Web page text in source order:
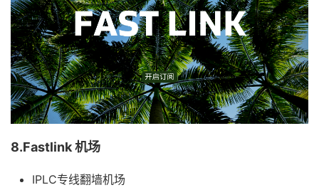
8.Fastlink 机场
IPLC专线翻墙机场